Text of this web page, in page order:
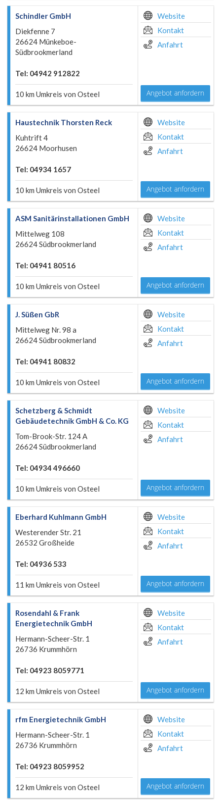
Schindler GmbH
Diekfenne 7
26624 Münkeboe-
Südbrookmerland
Tel: 04942 912822
10 km Umkreis von Osteel
Website
Kontakt
Anfahrt
Angebot anfordern
Haustechnik Thorsten Reck
Kuhtrift 4
26624 Moorhusen
Tel: 04934 1657
10 km Umkreis von Osteel
Website
Kontakt
Anfahrt
Angebot anfordern
ASM Sanitärinstallationen GmbH
Mittelweg 108
26624 Südbrookmerland
Tel: 04941 80516
10 km Umkreis von Osteel
Website
Kontakt
Anfahrt
Angebot anfordern
J. Süßen GbR
Mittelweg Nr. 98 a
26624 Südbrookmerland
Tel: 04941 80832
10 km Umkreis von Osteel
Website
Kontakt
Anfahrt
Angebot anfordern
Schetzberg & Schmidt
Gebäudetechnik GmbH & Co. KG
Tom-Brook-Str. 124 A
26624 Südbrookmerland
Tel: 04934 496660
10 km Umkreis von Osteel
Website
Kontakt
Anfahrt
Angebot anfordern
Eberhard Kuhlmann GmbH
Westerender Str. 21
26532 Großheide
Tel: 04936 533
11 km Umkreis von Osteel
Website
Kontakt
Anfahrt
Angebot anfordern
Rosendahl & Frank
Energietechnik GmbH
Hermann-Scheer-Str. 1
26736 Krummhörn
Tel: 04923 8059771
12 km Umkreis von Osteel
Website
Kontakt
Anfahrt
Angebot anfordern
rfm Energietechnik GmbH
Hermann-Scheer-Str. 1
26736 Krummhörn
Tel: 04923 8059952
12 km Umkreis von Osteel
Website
Kontakt
Anfahrt
Angebot anfordern